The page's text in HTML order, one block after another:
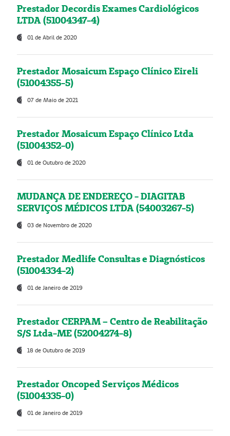
Prestador Decordis Exames Cardiológicos
LTDA (51004347-4)
01 de Abril de 2020
Prestador Mosaicum Espaço Clínico Eireli
(51004355-5)
07 de Maio de 2021
Prestador Mosaicum Espaço Clínico Ltda
(51004352-0)
01 de Outubro de 2020
MUDANÇA DE ENDEREÇO - DIAGITAB
SERVIÇOS MÉDICOS LTDA (54003267-5)
03 de Novembro de 2020
Prestador Medlife Consultas e Diagnósticos
(51004334-2)
01 de Janeiro de 2019
Prestador CERPAM – Centro de Reabilitação
S/S Ltda-ME (52004274-8)
18 de Outubro de 2019
Prestador Oncoped Serviços Médicos
(51004335-0)
01 de Janeiro de 2019